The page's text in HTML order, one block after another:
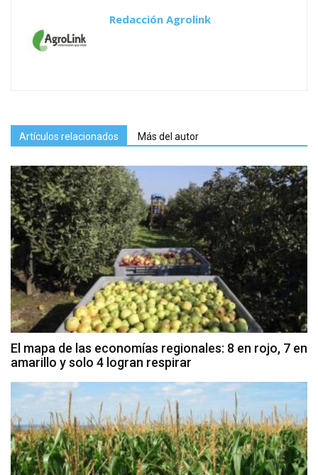
Redacción Agrolink
Artículos relacionados Más del autor
El mapa de las economías regionales: 8 en rojo, 7 en
amarillo y solo 4 logran respirar